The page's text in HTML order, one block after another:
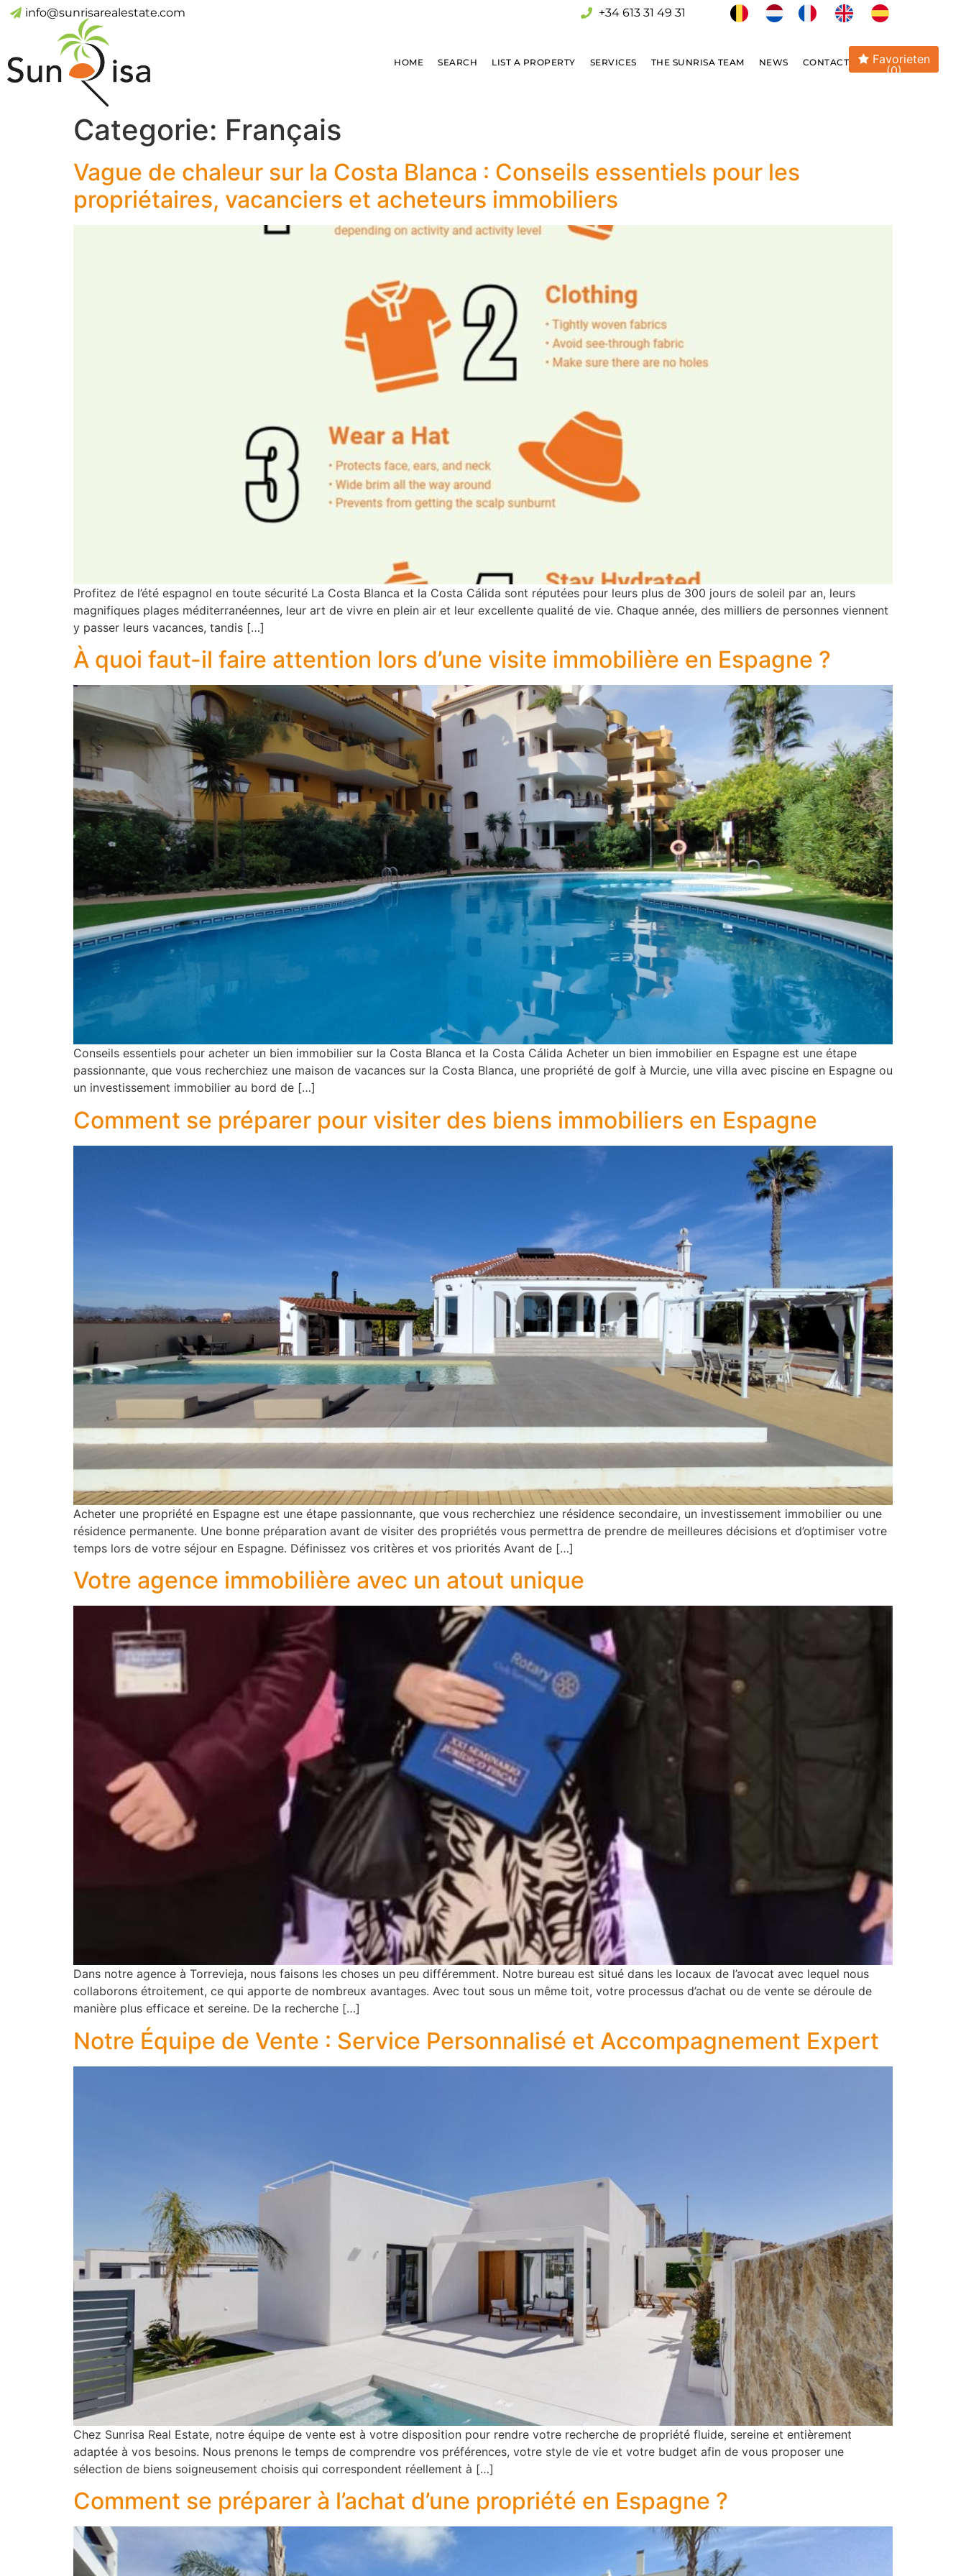
info@sunrisarealestate.com +34 613 31 49 31
HOME SEARCH LIST A PROPERTY SERVICES THE SUNRISA TEAM NEWS CONTACT
Favorieten
(0)
Categorie: Français
Vague de chaleur sur la Costa Blanca : Conseils essentiels pour les
propriétaires, vacanciers et acheteurs immobiliers
Profitez de l’été espagnol en toute sécurité La Costa Blanca et la Costa Cálida sont réputées pour leurs plus de 300 jours de soleil par an, leurs
magnifiques plages méditerranéennes, leur art de vivre en plein air et leur excellente qualité de vie. Chaque année, des milliers de personnes viennent
y passer leurs vacances, tandis […]
À quoi faut-il faire attention lors d’une visite immobilière en Espagne ?
Conseils essentiels pour acheter un bien immobilier sur la Costa Blanca et la Costa Cálida Acheter un bien immobilier en Espagne est une étape
passionnante, que vous recherchiez une maison de vacances sur la Costa Blanca, une propriété de golf à Murcie, une villa avec piscine en Espagne ou
un investissement immobilier au bord de […]
Comment se préparer pour visiter des biens immobiliers en Espagne
Acheter une propriété en Espagne est une étape passionnante, que vous recherchiez une résidence secondaire, un investissement immobilier ou une
résidence permanente. Une bonne préparation avant de visiter des propriétés vous permettra de prendre de meilleures décisions et d’optimiser votre
temps lors de votre séjour en Espagne. Définissez vos critères et vos priorités Avant de […]
Votre agence immobilière avec un atout unique
Dans notre agence à Torrevieja, nous faisons les choses un peu différemment. Notre bureau est situé dans les locaux de l’avocat avec lequel nous
collaborons étroitement, ce qui apporte de nombreux avantages. Avec tout sous un même toit, votre processus d’achat ou de vente se déroule de
manière plus efficace et sereine. De la recherche […]
Notre Équipe de Vente : Service Personnalisé et Accompagnement Expert
Chez Sunrisa Real Estate, notre équipe de vente est à votre disposition pour rendre votre recherche de propriété fluide, sereine et entièrement
adaptée à vos besoins. Nous prenons le temps de comprendre vos préférences, votre style de vie et votre budget afin de vous proposer une
sélection de biens soigneusement choisis qui correspondent réellement à […]
Comment se préparer à l’achat d’une propriété en Espagne ?